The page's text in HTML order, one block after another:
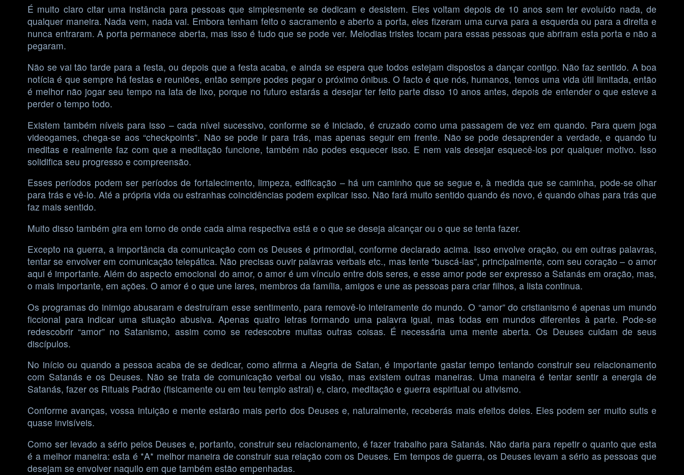
É muito claro citar uma instância para pessoas que simplesmente se dedicam e desistem. Eles voltam depois de 10 anos sem ter evoluído nada, de
qualquer maneira. Nada vem, nada vai. Embora tenham feito o sacramento e aberto a porta, eles fizeram uma curva para a esquerda ou para a direita e
nunca entraram. A porta permanece aberta, mas isso é tudo que se pode ver. Melodias tristes tocam para essas pessoas que abriram esta porta e não a
pegaram.
Não se vai tão tarde para a festa, ou depois que a festa acaba, e ainda se espera que todos estejam dispostos a dançar contigo. Não faz sentido. A boa
notícia é que sempre há festas e reuniões, então sempre podes pegar o próximo ónibus. O facto é que nós, humanos, temos uma vida útil limitada, então
é melhor não jogar seu tempo na lata de lixo, porque no futuro estarás a desejar ter feito parte disso 10 anos antes, depois de entender o que esteve a
perder o tempo todo.
Existem também níveis para isso – cada nível sucessivo, conforme se é iniciado, é cruzado como uma passagem de vez em quando. Para quem joga
videogames, chega-se aos “checkpoints”. Não se pode ir para trás, mas apenas seguir em frente. Não se pode desaprender a verdade, e quando tu
meditas e realmente faz com que a meditação funcione, também não podes esquecer isso. E nem vais desejar esquecê-los por qualquer motivo. Isso
solidifica seu progresso e compreensão.
Esses períodos podem ser períodos de fortalecimento, limpeza, edificação – há um caminho que se segue e, à medida que se caminha, pode-se olhar
para trás e vê-lo. Até a própria vida ou estranhas coincidências podem explicar isso. Não fará muito sentido quando és novo, é quando olhas para trás que
faz mais sentido.
Muito disso também gira em torno de onde cada alma respectiva está e o que se deseja alcançar ou o que se tenta fazer.
Excepto na guerra, a importância da comunicação com os Deuses é primordial, conforme declarado acima. Isso envolve oração, ou em outras palavras,
tentar se envolver em comunicação telepática. Não precisas ouvir palavras verbais etc., mas tente “buscá-las”, principalmente, com seu coração – o amor
aqui é importante. Além do aspecto emocional do amor, o amor é um vínculo entre dois seres, e esse amor pode ser expresso a Satanás em oração, mas,
o mais importante, em ações. O amor é o que une lares, membros da família, amigos e une as pessoas para criar filhos, a lista continua.
Os programas do inimigo abusaram e destruíram esse sentimento, para removê-lo inteiramente do mundo. O “amor” do cristianismo é apenas um mundo
ficcional para indicar uma situação abusiva. Apenas quatro letras formando uma palavra igual, mas todas em mundos diferentes à parte. Pode-se
redescobrir “amor” no Satanismo, assim como se redescobre muitas outras coisas. É necessária uma mente aberta. Os Deuses cuidam de seus
discípulos.
No início ou quando a pessoa acaba de se dedicar, como afirma a Alegria de Satan, é importante gastar tempo tentando construir seu relacionamento
com Satanás e os Deuses. Não se trata de comunicação verbal ou visão, mas existem outras maneiras. Uma maneira é tentar sentir a energia de
Satanás, fazer os Rituais Padrão (fisicamente ou em teu templo astral) e, claro, meditação e guerra espiritual ou ativismo.
Conforme avanças, vossa intuição e mente estarão mais perto dos Deuses e, naturalmente, receberás mais efeitos deles. Eles podem ser muito sutis e
quase invisíveis.
Como ser levado a sério pelos Deuses e, portanto, construir seu relacionamento, é fazer trabalho para Satanás. Não daria para repetir o quanto que esta
é a melhor maneira: esta é *A* melhor maneira de construir sua relação com os Deuses. Em tempos de guerra, os Deuses levam a sério as pessoas que
desejam se envolver naquilo em que também estão empenhadas.